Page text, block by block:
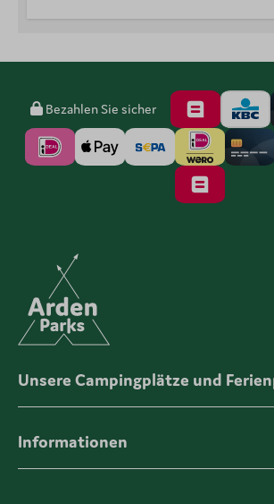
Bezahlen Sie sicher
Unsere Campingplätze und
Informationen